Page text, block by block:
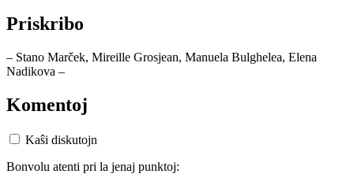
Priskribo
– Stano Marček, Mireille Grosjean, Manuela Bulghelea, Elena
Nadikova –
Komentoj
Kaŝi diskutojn
Bonvolu atenti pri la jenaj punktoj: